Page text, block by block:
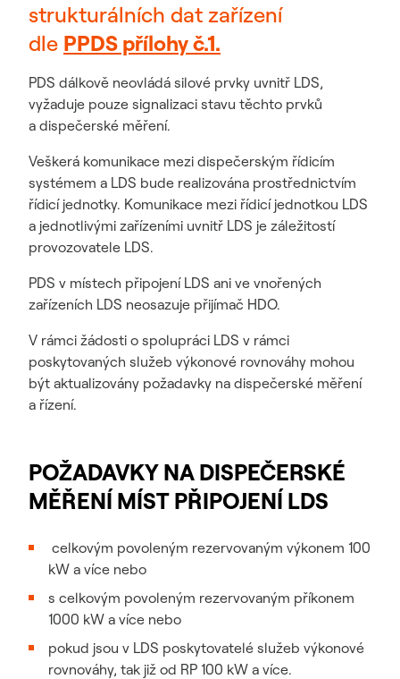
strukturálních dat zařízení
dle PPDS přílohy č.1.
PDS dálkově neovládá silové prvky uvnitř LDS,
vyžaduje pouze signalizaci stavu těchto prvků
a dispečerské měření.
Veškerá komunikace mezi dispečerským řídicím
systémem a LDS bude realizována prostřednictvím
řídicí jednotky. Komunikace mezi řídicí jednotkou LDS
a jednotlivými zařízeními uvnitř LDS je záležitostí
provozovatele LDS.
PDS v místech připojení LDS ani ve vnořených
zařízeních LDS neosazuje přijímač HDO.
V rámci žádosti o spolupráci LDS v rámci
poskytovaných služeb výkonové rovnováhy mohou
být aktualizovány požadavky na dispečerské měření
a řízení.
POŽADAVKY NA DISPEČERSKÉ
MĚŘENÍ MÍST PŘIPOJENÍ LDS
celkovým povoleným rezervovaným výkonem 100
kW a více nebo
s celkovým povoleným rezervovaným příkonem
1000 kW a více nebo
pokud jsou v LDS poskytovatelé služeb výkonové
rovnováhy, tak již od RP 100 kW a více.